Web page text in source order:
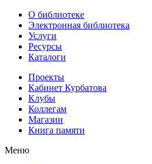
О библиотеке
Электронная библиотека
Услуги
Ресурсы
Каталоги
Проекты
Кабинет Курбатова
Клубы
Коллегам
Магазин
Книга памяти
Меню